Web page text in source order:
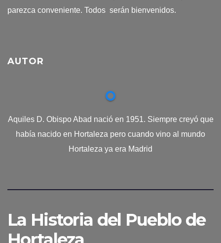
parezca conveniente. Todos serán bienvenidos.
AUTOR
Aquiles D. Obispo Abad nació en 1951. Siempre creyó que
había nacido en Hortaleza pero cuando vino al mundo
Hortaleza ya era Madrid
La Historia del Pueblo de